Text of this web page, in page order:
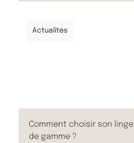
Actualités
Comment choisir son
de gamme ?